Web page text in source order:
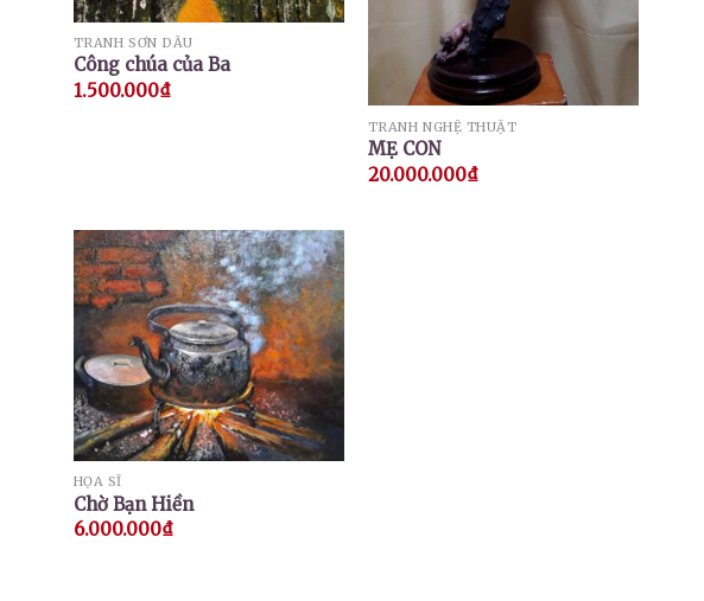
TRANH SƠN DẦU
Công chúa của Ba
1.500.000₫
TRANH NGHỆ THUẬT
MẸ CON
20.000.000₫
HỌA SĨ
Chờ Bạn Hiền
6.000.000₫